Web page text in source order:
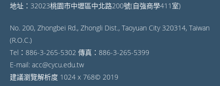
地址：32023桃園市中壢區中北路200號(自強商學411室)
No. 200, Zhongbei Rd., Zhongli Dist., Taoyuan City 320314, Taiwan
(R.O.C.)
Tel：886-3-265-5302 傳真：886-3-265-5399
E-mail: acc@cycu.edu.tw
建議瀏覽解析度 1024 x 768© 2019